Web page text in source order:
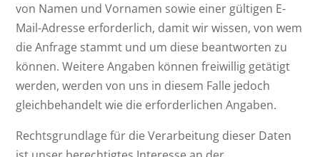
von Namen und Vornamen sowie einer gültigen E-
Mail-Adresse erforderlich, damit wir wissen, von wem
die Anfrage stammt und um diese beantworten zu
können. Weitere Angaben können freiwillig getätigt
werden, werden von uns in diesem Falle jedoch
gleichbehandelt wie die erforderlichen Angaben.
Rechtsgrundlage für die Verarbeitung dieser Daten